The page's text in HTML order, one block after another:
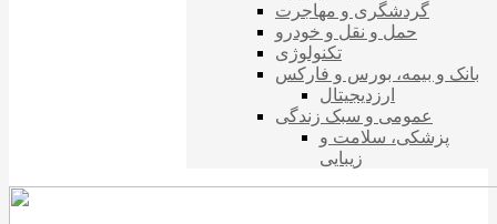
گردشگری و مهاجرت
حمل و نقل و خودرو
تکنولوژی
بانک و بیمه، بورس و فارکس
ارزدیجیتال
عمومی و سبک زندگی
پزشکی، سلامت و
زیبایی